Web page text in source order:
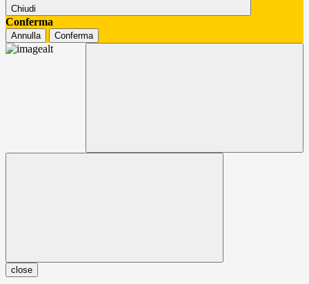
Chiudi
Conferma
Annulla Conferma
close